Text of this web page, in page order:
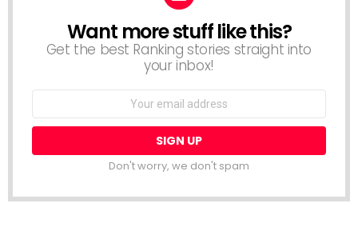
NEWSLETTER
Want more stuff like this?
Get the best Ranking stories straight into
your inbox!
Email
Don't worry, we don't spam